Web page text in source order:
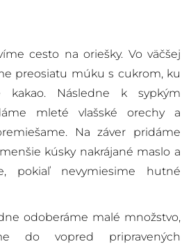
cesto na oriešky. Vo väčšej
preosiatu múku s cukrom, ku
kakao. Následne k sypkým
mleté vlašské orechy a
Na záver pridáme
kúsky nakrájané maslo a
pokiaľ nevymiesime hutné
odoberáme malé množstvo,
do vopred pripravených